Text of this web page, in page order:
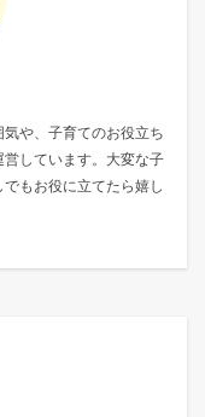
や、子育てのお役立ち
しています。大変な子
もお役に立てたら嬉し